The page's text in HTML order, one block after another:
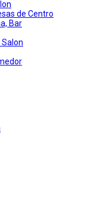
de Centro
Bar